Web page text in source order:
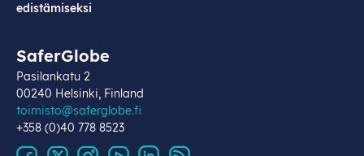
edistämiseksi
SaferGlobe
Pasilankatu 2
00240 Helsinki, Finland
toimisto@saferglobe.fi
+358 (0)40 778 8523